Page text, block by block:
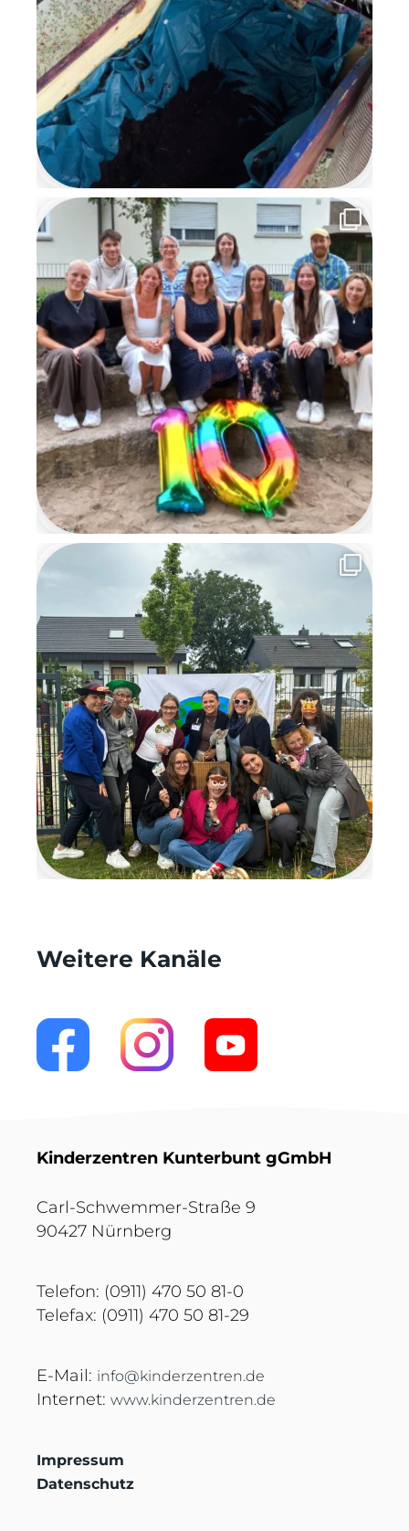
Weitere Kanäle
Kinderzentren Kunterbunt gGmbH
Carl-Schwemmer-Straße 9
90427 Nürnberg
Telefon: (0911) 470 50 81-0
Telefax: (0911) 470 50 81-29
E-Mail: info@kinderzentren.de
Internet: www.kinderzentren.de
Impressum
Datenschutz